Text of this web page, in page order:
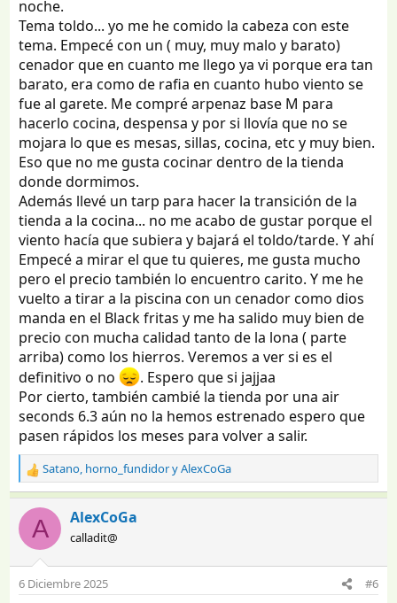
La duda que tengo es, me gustaría crear una zona
exterior de comedor y si veis bien el toldo este o veis
otra opción mejor, me interesa algo sencillo que soy yo
solo con dos crios.
Toldo tejado 6 personas Arpenaz Fresh
Lo veo una migaja caro por 90 euros.
Y ya por ultimo, como veis los colchones?
Algun consejo extra?
Muchas gracias a todos!!!!
noche.
Tema toldo... yo me he comido la cabeza con este
tema. Empecé con un ( muy, muy malo y barato)
cenador que en cuanto me llego ya vi porque era tan
barato, era como de rafia en cuanto hubo viento se
fue al garete. Me compré arpenaz base M para
hacerlo cocina, despensa y por si llovía que no se
mojara lo que es mesas, sillas, cocina, etc y muy bien.
Eso que no me gusta cocinar dentro de la tienda
donde dormimos.
Además llevé un tarp para hacer la transición de la
tienda a la cocina... no me acabo de gustar porque el
viento hacía que subiera y bajará el toldo/tarde. Y ahí
Empecé a mirar el que tu quieres, me gusta mucho
pero el precio también lo encuentro carito. Y me he
vuelto a tirar a la piscina con un cenador como dios
manda en el Black fritas y me ha salido muy bien de
precio con mucha calidad tanto de la lona ( parte
arriba) como los hierros. Veremos a ver si es el
definitivo o no
. Espero que si jajjaa
Por cierto, también cambié la tienda por una air
seconds 6.3 aún no la hemos estrenado espero que
pasen rápidos los meses para volver a salir.
R
e
a
o
n
Satano, horno_fundidoryAlexCoGa
A AlexCoGa
calladit@
6 Diciembre 2025 #6